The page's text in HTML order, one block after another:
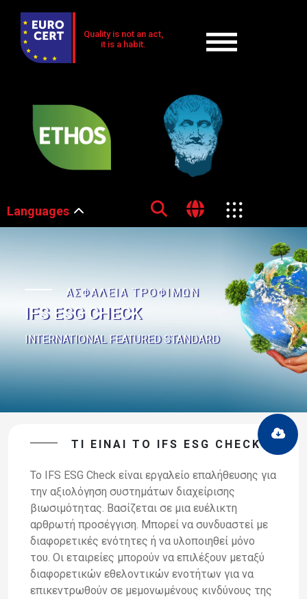
Quality is not an act,
it is a habit.
Languages
ΑΣΦΑΛΕΙΑ ΤΡΟΦΙΜΩΝ
IFS ESG CHECK
INTERNATIONAL FEATURED STANDARD
ΤΙ ΕΙΝΑΙ ΤΟ IFS ESG CHECK
To IFS ESG Check είναι εργαλείο επαλήθευσης για
την αξιολόγηση συστημάτων διαχείρισης
βιωσιμότητας. Βασίζεται σε μια ευέλικτη
αρθρωτή προσέγγιση. Μπορεί να συνδυαστεί με
διαφορετικές ενότητες ή να υλοποιηθεί μόνο
του. Οι εταιρείες μπορούν να επιλέξουν μεταξύ
διαφορετικών εθελοντικών ενοτήτων για να
επικεντρωθούν σε μεμονωμένους κινδύνους της